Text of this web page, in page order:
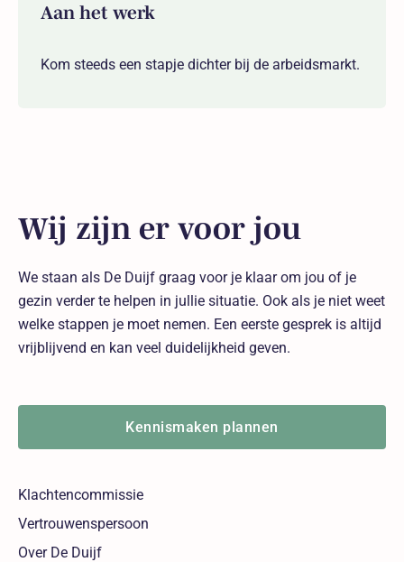
Aan het werk
Kom steeds een stapje dichter bij de arbeidsmarkt.
Wij zijn er voor jou
We staan als De Duijf graag voor je klaar om jou of je
gezin verder te helpen in jullie situatie. Ook als je niet weet
welke stappen je moet nemen. Een eerste gesprek is altijd
vrijblijvend en kan veel duidelijkheid geven.
Kennismaken plannen
Klachtencommissie
Vertrouwenspersoon
Over De Duijf